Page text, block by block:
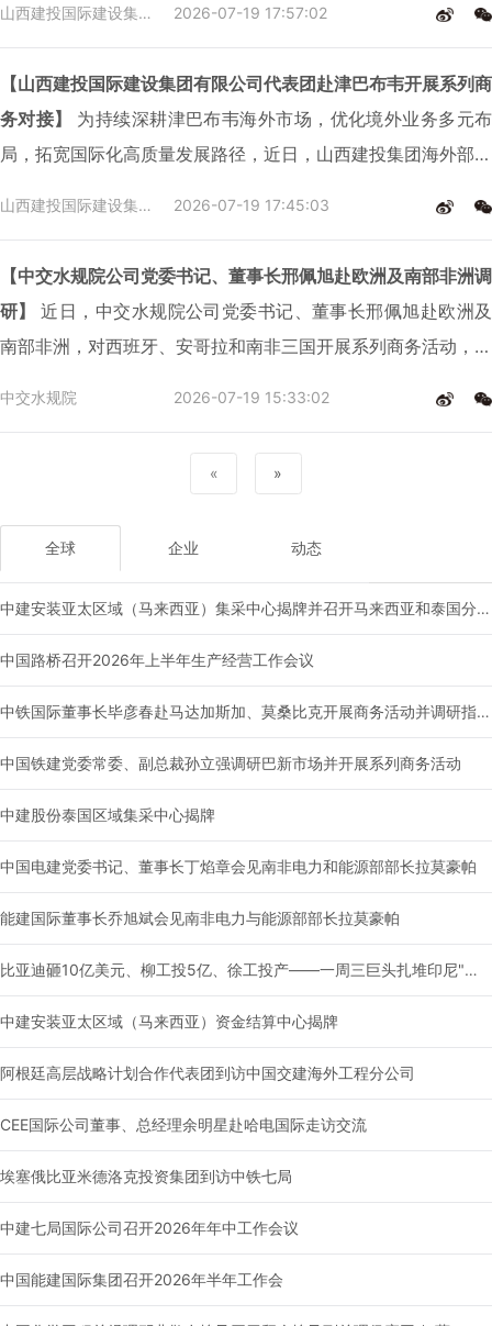
山西建投国际建设集团有限公司 2026-07-19 17:57:02
【山西建投国际建设集团有限公司代表团赴津巴布韦开展系列商
务对接】
为持续深耕津巴布韦海外市场，优化境外业务多元布
局，拓宽国际化高质量发展路径，近日，山西建投集团海外部副
山西建投国际建设集团有限公司 2026-07-19 17:45:03
【中交水规院公司党委书记、董事长邢佩旭赴欧洲及南部非洲调
研】
近日，中交水规院公司党委书记、董事长邢佩旭赴欧洲及
南部非洲，对西班牙、安哥拉和南非三国开展系列商务活动，并
中交水规院 2026-07-19 15:33:02
« »
全球 企业 动态
中建安装亚太区域（马来西亚）集采中心揭牌并召开马来西亚和泰国分供商大会
中国路桥召开2026年上半年生产经营工作会议
中铁国际董事长毕彦春赴马达加斯加、莫桑比克开展商务活动并调研指导国别工作
中国铁建党委常委、副总裁孙立强调研巴新市场并开展系列商务活动
中建股份泰国区域集采中心揭牌
中国电建党委书记、董事长丁焰章会见南非电力和能源部部长拉莫豪帕
能建国际董事长乔旭斌会见南非电力与能源部部长拉莫豪帕
比亚迪砸10亿美元、柳工投5亿、徐工投产——一周三巨头扎堆印尼"盖房子"
中建安装亚太区域（马来西亚）资金结算中心揭牌
阿根廷高层战略计划合作代表团到访中国交建海外工程分公司
CEE国际公司董事、总经理余明星赴哈电国际走访交流
埃塞俄比亚米德洛克投资集团到访中铁七局
中建七局国际公司召开2026年年中工作会议
中国能建国际集团召开2026年半年工作会